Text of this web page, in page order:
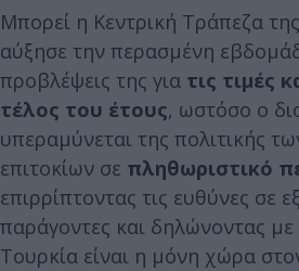
Μπορεί η Κεντρική Τράπεζα της
αύξησε την περασμένη
προβλέψεις της για τις τιμές
τέλος του έτους, ωστόσο ο
υπεραμύνεται της πολιτικής
επιτοκίων σε πληθωριστικό
επιρρίπτοντας τις ευθύνες σε
παράγοντες και δηλώνοντας
Τουρκία είναι η μόνη χώρα